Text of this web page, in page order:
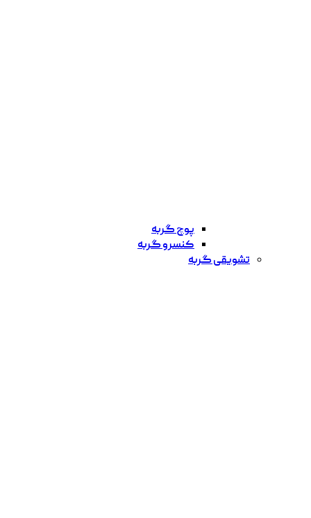
پوچ گربه
کنسرو گربه
تشویقی گربه